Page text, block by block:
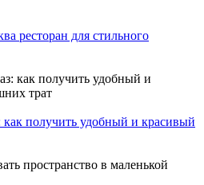
ресторан для стильного
как получить удобный и красивый